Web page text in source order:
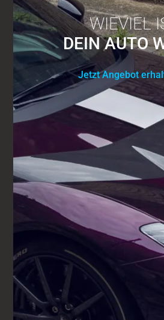
WIEVIEL
DEIN AUTO
Jetzt Angebot